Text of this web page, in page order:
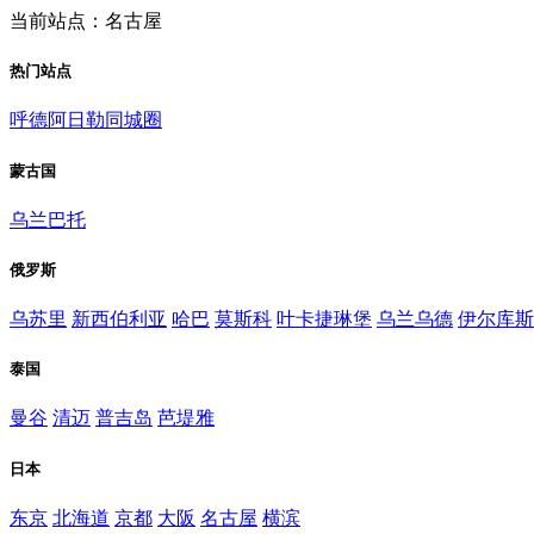
当前站点：名古屋
热门站点
呼德阿日勒同城圈
蒙古国
乌兰巴托
俄罗斯
乌苏里 新西伯利亚 哈巴 莫斯科 叶卡捷琳堡 乌兰乌德 伊尔库
泰国
曼谷 清迈 普吉岛 芭堤雅
日本
东京 北海道 京都 大阪 名古屋 横滨